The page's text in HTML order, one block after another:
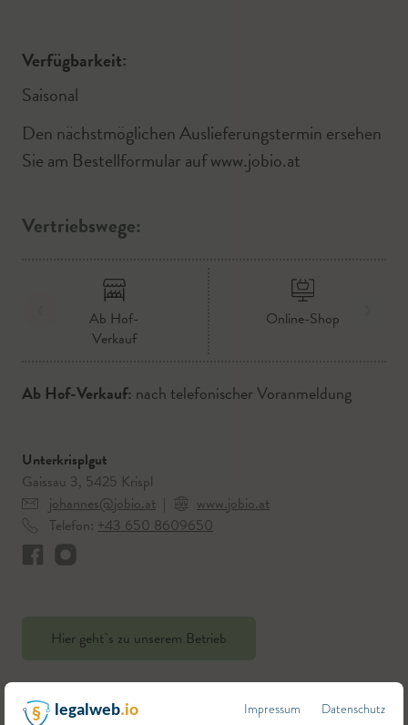
Verfügbarkeit:
Saisonal
Den nächstmöglichen Auslieferungstermin ersehen
Sie am Bestellformular auf www.jobio.at
Vertriebswege:
Ab Hof-
Verkauf
Online-Shop
Ab Hof-Verkauf: nach telefonischer Voranmeldung
Unterkrisplgut
Gaissau 3, 5425 Krispl
johannes@jobio.at |
www.jobio.at
Telefon: +43 650 8609650
Hier geht`s zu unserem Betrieb
legalweb.io Impressum Datenschutz